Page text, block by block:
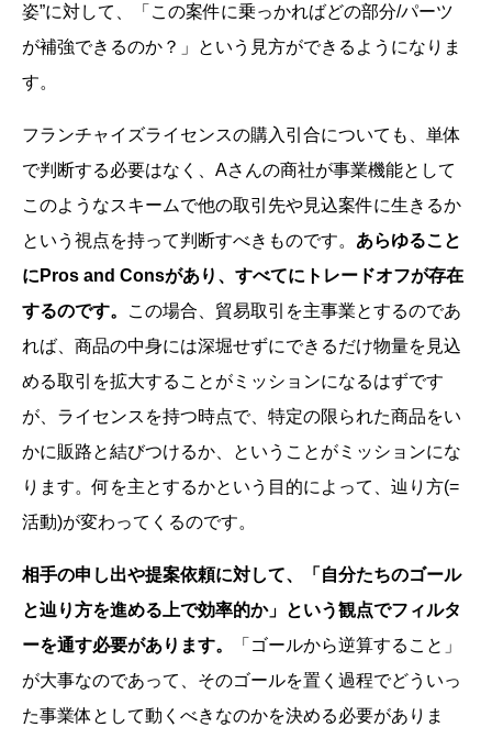
姿”に対して、「この案件に乗っかればどの部分/パーツ
が補強できるのか？」という見方ができるようになりま
す。
フランチャイズライセンスの購入引合についても、単体
で判断する必要はなく、Aさんの商社が事業機能として
このようなスキームで他の取引先や見込案件に生きるか
という視点を持って判断すべきものです。 あらゆること
にPros and Consがあり、すべてにトレードオフが存在
するのです。
この場合、貿易取引を主事業とするのであ
れば、商品の中身には深堀せずにできるだけ物量を見込
める取引を拡大することがミッションになるはずです
が、ライセンスを持つ時点で、特定の限られた商品をい
かに販路と結びつけるか、ということがミッションにな
ります。何を主とするかという目的によって、辿り方(=
活動)が変わってくるのです。
相手の申し出や提案依頼に対して、「自分たちのゴール
と辿り方を進める上で効率的か」という観点でフィルタ
ーを通す必要があります。
「ゴールから逆算すること」
が大事なのであって、そのゴールを置く過程でどういっ
た事業体として動くべきなのかを決める必要がありま